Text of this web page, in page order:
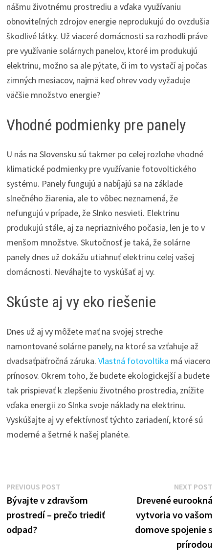
nášmu životnému prostrediu a vďaka využívaniu
obnoviteľných zdrojov energie neprodukujú do ovzdušia
škodlivé látky. Už viaceré domácnosti sa rozhodli práve
pre využívanie solárnych panelov, ktoré im produkujú
elektrinu, možno sa ale pýtate, či im to vystačí aj počas
zimných mesiacov, najmä keď ohrev vody vyžaduje
väčšie množstvo energie?
Vhodné podmienky pre panely
U nás na Slovensku sú takmer po celej rozlohe vhodné
klimatické podmienky pre využívanie fotovoltického
systému. Panely fungujú a nabíjajú sa na základe
slnečného žiarenia, ale to vôbec neznamená, že
nefungujú v prípade, že Slnko nesvieti. Elektrinu
produkujú stále, aj za nepriaznivého počasia, len je to v
menšom množstve. Skutočnosť je taká, že solárne
panely dnes už dokážu utiahnuť elektrinu celej vašej
domácnosti. Neváhajte to vyskúšať aj vy.
Skúste aj vy eko riešenie
Dnes už aj vy môžete mať na svojej streche
namontované solárne panely, na ktoré sa vzťahuje až
dvadsaťpäťročná záruka. Vlastná fotovoltika má viacero
prínosov. Okrem toho, že budete ekologickejší a budete
tak prispievať k zlepšeniu životného prostredia, znížite
vďaka energii zo Slnka svoje náklady na elektrinu.
Vyskúšajte aj vy efektívnosť týchto zariadení, ktoré sú
moderné a šetrné k našej planéte.
Navigace
pro
příspěvek
PREVIOUS POSTPrevious
post:
Bývajte v zdravšom
prostredí – prečo triediť
odpad?
NEXT POST
Drevené eurookná
vytvoria vo vašom
domove spojenie s
prírodou